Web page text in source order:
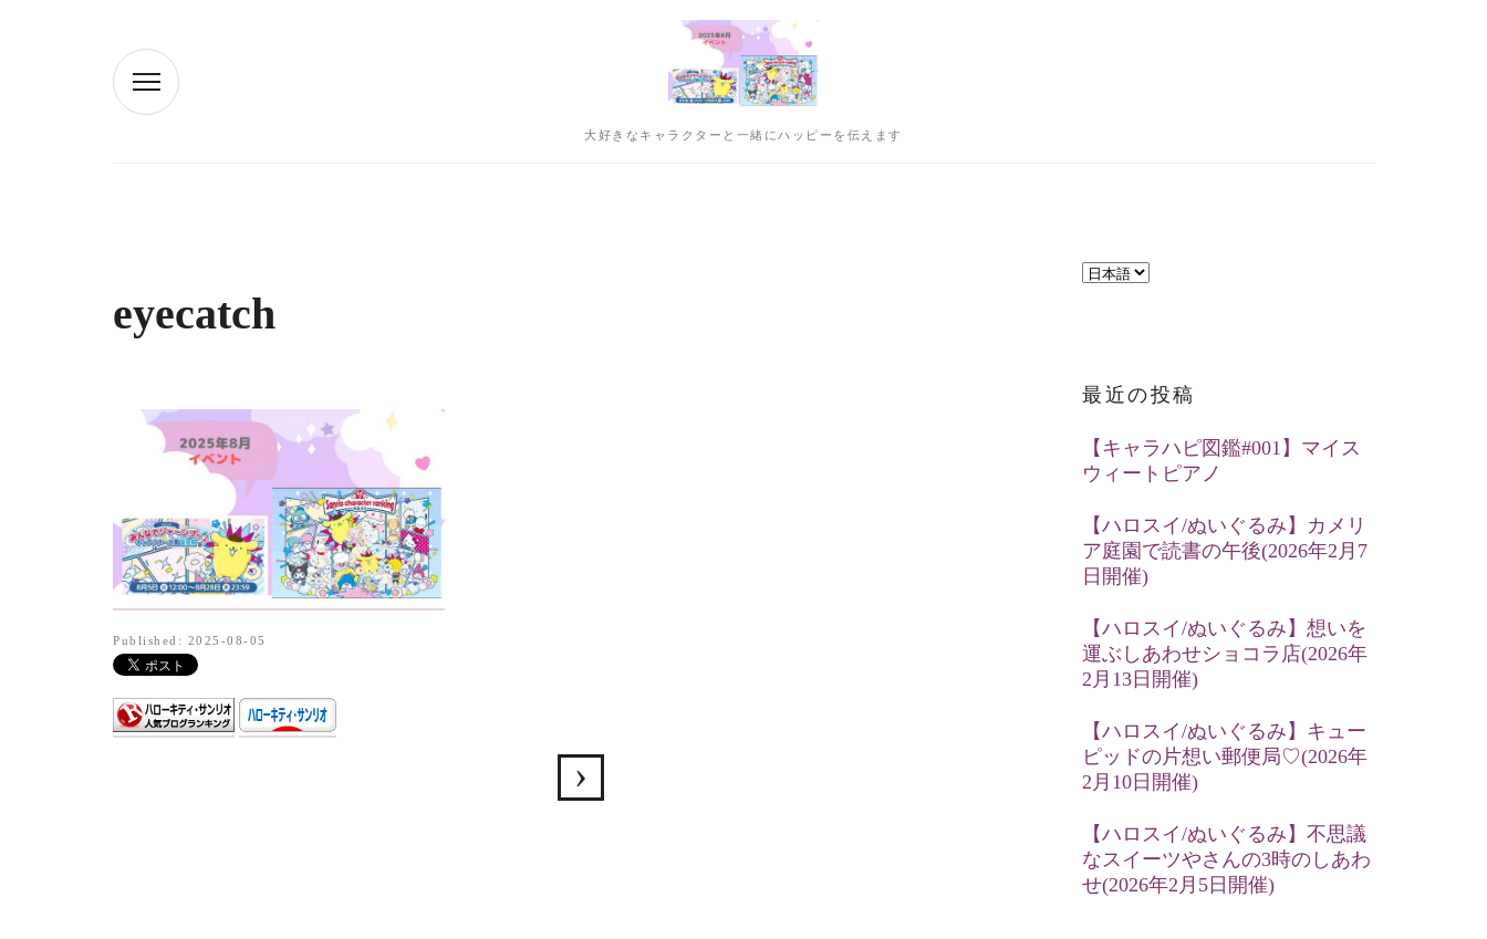
大好きなキャラクターと一緒にハッピーを伝えます
eyecatch
Published: 2025-08-05
言
択
最近の投稿
【キャラハピ図鑑#001】マイス
ウィートピアノ
【ハロスイ/ぬいぐるみ】カメリ
ア庭園で読書の午後(2026年2月7
日開催)
【ハロスイ/ぬいぐるみ】想いを
運ぶしあわせショコラ店(2026年
2月13日開催)
【ハロスイ/ぬいぐるみ】キュー
ピッドの片想い郵便局♡(2026年
2月10日開催)
【ハロスイ/ぬいぐるみ】不思議
なスイーツやさんの3時のしあわ
せ(2026年2月5日開催)